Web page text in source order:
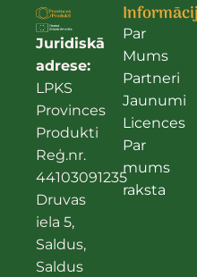
Juridiskā
adrese:
LPKS
Provinces
Produkti
Reģ.nr.
44103091235
Druvas
iela 5,
Saldus,
Saldus
Par
Mums
Partneri
Jaunumi
Licences
Par
mums
raksta